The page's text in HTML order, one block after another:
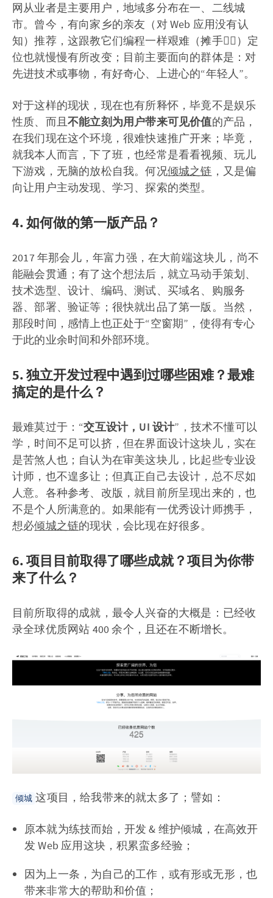
网从业者是主要用户，地域多分布在一、二线城
市。曾今，有向家乡的亲友（对 Web 应用没有认
知）推荐，这跟教它们编程一样艰难（摊手🤷‍♂️）定
位也就慢慢有所改变；目前主要面向的群体是：对
先进技术或事物，有好奇心、上进心的“年轻人”。
对于这样的现状，现在也有所释怀，毕竟不是娱乐
性质、而且不能立刻为用户带来可见价值的产品，
在我们现在这个环境，很难快速推广开来；毕竟，
就我本人而言，下了班，也经常是看看视频、玩儿
下游戏，无脑的放松自我。何况倾城之链 ，又是偏
向让用户主动发现、学习、探索的类型。
4. 如何做的第一版产品？
2017 年那会儿，年富力强，在大前端这块儿，尚不
能融会贯通；有了这个想法后，就立马动手策划、
技术选型、设计、编码、测试、买域名、购服务
器、部署、验证等；很快就出品了第一版。当然，
那段时间，感情上也正处于“空窗期”，使得有专心
于此的业余时间和外部环境。
5. 独立开发过程中遇到过哪些困难？最难
搞定的是什么？
最难莫过于：“交互设计，UI 设计”，技术不懂可以
学，时间不足可以挤，但在界面设计这块儿，实在
是苦煞人也；自认为在审美这块儿，比起些专业设
计师，也不遑多让；但真正自己去设计，总不尽如
人意。各种参考、改版，就目前所呈现出来的，也
不是个人所满意的。如果能有一优秀设计师携手，
想必倾城之链的现状，会比现在好很多。
6. 项目目前取得了哪些成就？项目为你带
来了什么？
目前所取得的成就，最令人兴奋的大概是：已经收
录全球优质网站 400 余个，且还在不断增长。
倾城 这项目，给我带来的就太多了；譬如：
原本就为练技而始，开发 & 维护倾城，在高效开
发 Web 应用这块，积累蛮多经验；
因为上一条，为自己的工作，或有形或无形，也
带来非常大的帮助和价值；